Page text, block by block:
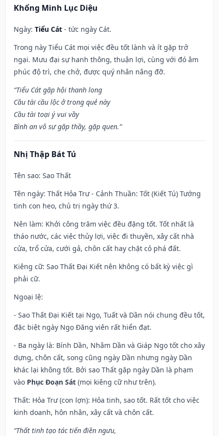
Khổng Minh Lục Diệu
Ngày: Tiểu Cát - tức ngày Cát.
Trong này Tiểu Cát mọi việc đều tốt lành và ít gặp trở
ngại. Mưu đại sự hanh thông, thuận lợi, cùng với đó âm
phúc độ trì, che chở, được quý nhân nâng đỡ.
“Tiểu Cát gặp hội thanh long
Cầu tài cầu lộc ở trong quẻ này
Cầu tài toại ý vui vầy
Bình an vô sự gặp thầy, gặp quen.”
Nhị Thập Bát Tú
Tên sao: Sao Thất
Tên ngày: Thất Hỏa Trư - Cảnh Thuần: Tốt (Kiết Tú) Tướng
tinh con heo, chủ trị ngày thứ 3.
Nên làm: Khởi công trăm việc đều đặng tốt. Tốt nhất là
tháo nước, các việc thủy lợi, việc đi thuyền, xây cất nhà
cửa, trổ cửa, cưới gả, chôn cất hay chặt cỏ phá đất.
Kiêng cữ: Sao Thất Đại Kiết nên không có bất kỳ việc gì
phải cữ.
Ngoại lệ:
- Sao Thất Đại Kiết tại Ngọ, Tuất và Dần nói chung đều tốt,
đặc biệt ngày Ngọ Đăng viên rất hiển đạt.
- Ba ngày là: Bính Dần, Nhâm Dần và Giáp Ngọ tốt cho xây
dựng, chôn cất, song cũng ngày Dần nhưng ngày Dần
khác lại không tốt. Bởi sao Thất gặp ngày Dần là phạm
vào Phục Đoạn Sát (mọi kiêng cữ như trên).
Thất: Hỏa Trư (con lợn): Hỏa tinh, sao tốt. Rất tốt cho việc
kinh doanh, hôn nhân, xây cất và chôn cất.
“Thất tinh tạo tác tiến điền ngưu,